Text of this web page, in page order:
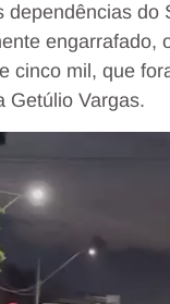
do
engarrafado,
cinco mil, que
Getúlio Vargas.